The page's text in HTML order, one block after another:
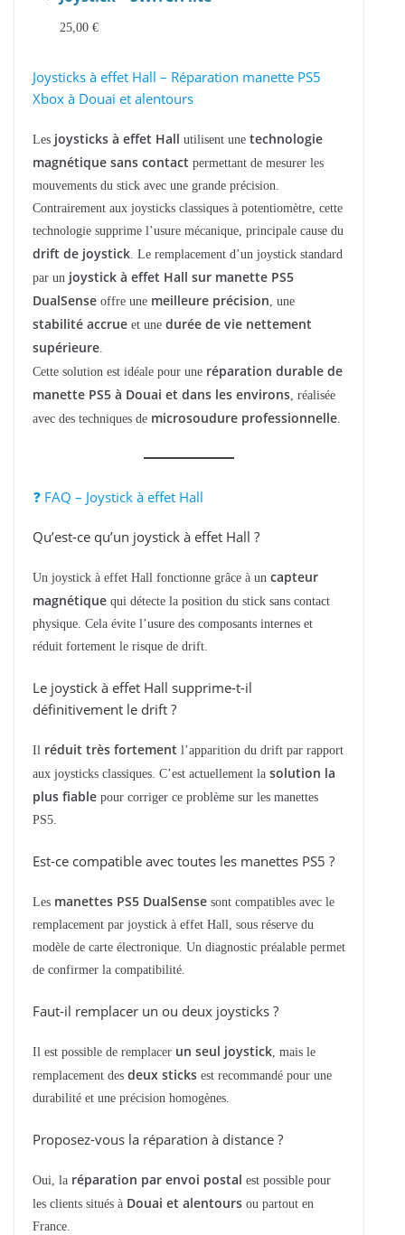
25,00 €
Joysticks à effet Hall – Réparation manette PS5
Xbox à Douai et alentours
Les joysticks à effet Hall utilisent une technologie
magnétique sans contact permettant de mesurer les
mouvements du stick avec une grande précision.
Contrairement aux joysticks classiques à potentiomètre, cette
technologie supprime l’usure mécanique, principale cause du
drift de joystick. Le remplacement d’un joystick standard
par un joystick à effet Hall sur manette PS5
DualSense offre une meilleure précision, une
stabilité accrue et une durée de vie nettement
supérieure.
Cette solution est idéale pour une réparation durable de
manette PS5 à Douai et dans les environs, réalisée
avec des techniques de microsoudure professionnelle.
❓ FAQ – Joystick à effet Hall
Qu’est-ce qu’un joystick à effet Hall ?
Un joystick à effet Hall fonctionne grâce à un capteur
magnétique qui détecte la position du stick sans contact
physique. Cela évite l’usure des composants internes et
réduit fortement le risque de drift.
Le joystick à effet Hall supprime-t-il
définitivement le drift ?
Il réduit très fortement l’apparition du drift par rapport
aux joysticks classiques. C’est actuellement la solution la
plus fiable pour corriger ce problème sur les manettes
PS5.
Est-ce compatible avec toutes les manettes PS5 ?
Les manettes PS5 DualSense sont compatibles avec le
remplacement par joystick à effet Hall, sous réserve du
modèle de carte électronique. Un diagnostic préalable permet
de confirmer la compatibilité.
Faut-il remplacer un ou deux joysticks ?
Il est possible de remplacer un seul joystick, mais le
remplacement des deux sticks est recommandé pour une
durabilité et une précision homogènes.
Proposez-vous la réparation à distance ?
Oui, la réparation par envoi postal est possible pour
les clients situés à Douai et alentours ou partout en
France.